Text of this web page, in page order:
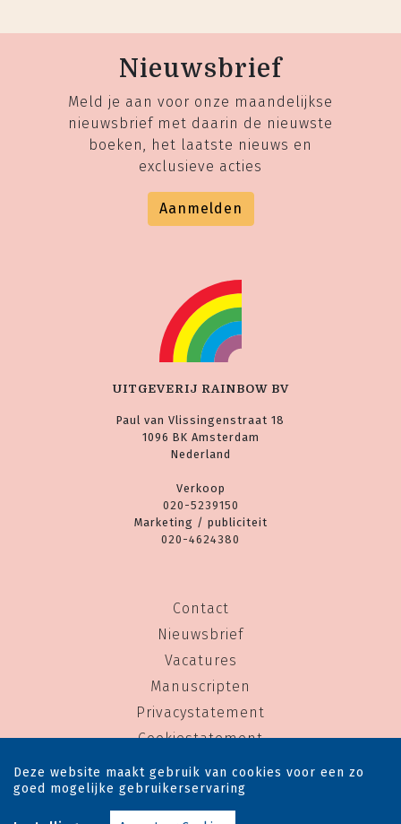
Nieuwsbrief
Meld je aan voor onze maandelijkse
nieuwsbrief met daarin de nieuwste
boeken, het laatste nieuws en
exclusieve acties
Aanmelden
UITGEVERIJ RAINBOW BV
Paul van Vlissingenstraat 18
1096 BK Amsterdam
Nederland
Verkoop
020-5239150
Marketing / publiciteit
020-4624380
Contact
Nieuwsbrief
Vacatures
Manuscripten
Privacystatement
Cookiestatement
Cookie-instellingen
Deze website maakt gebruik van cookies voor een zo
goed mogelijke gebruikerservaring